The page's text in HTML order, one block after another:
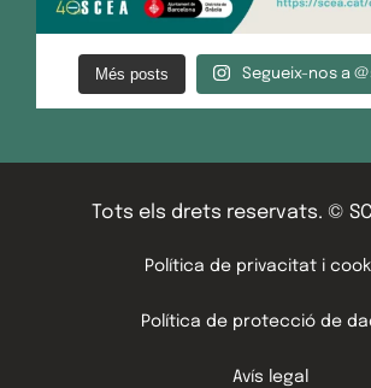
Més posts Segueix-nos a
Tots els drets reservats. ©
Política de privacitat i
Política de protecció de
Avís legal